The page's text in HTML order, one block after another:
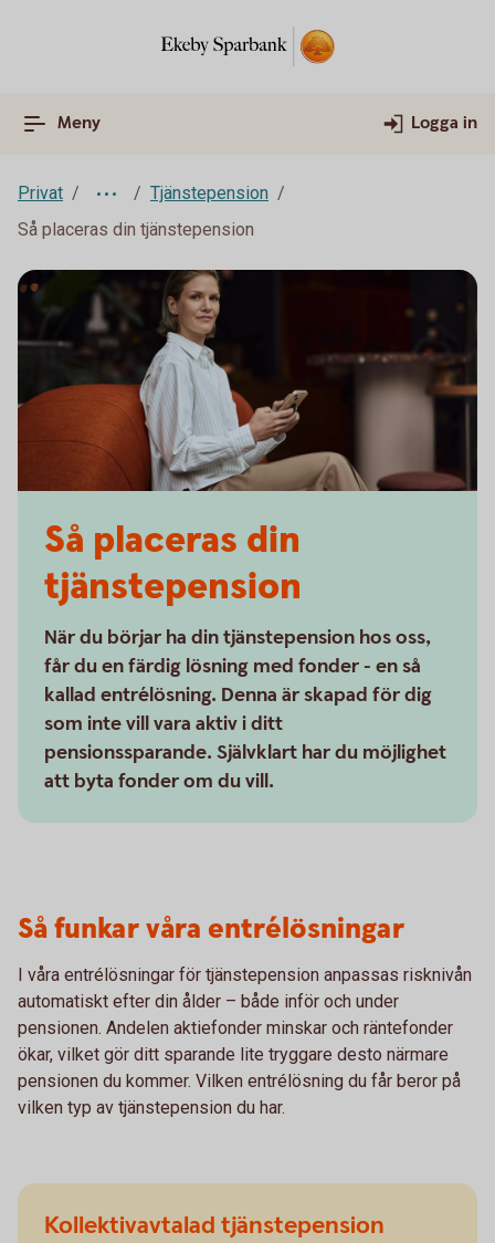
Meny Logga in
Privat
Tjänstepension
Så placeras din tjänstepension
Så placeras din
tjänstepension
När du börjar ha din tjänstepension hos oss,
får du en färdig lösning med fonder - en så
kallad entrélösning. Denna är skapad för dig
som inte vill vara aktiv i ditt
pensionssparande. Självklart har du möjlighet
att byta fonder om du vill.
Så funkar våra entrélösningar
I våra entrélösningar för tjänstepension anpassas risknivån
automatiskt efter din ålder – både inför och under
pensionen. Andelen aktiefonder minskar och räntefonder
ökar, vilket gör ditt sparande lite tryggare desto närmare
pensionen du kommer. Vilken entrélösning du får beror på
vilken typ av tjänstepension du har.
Kollektivavtalad tjänstepension